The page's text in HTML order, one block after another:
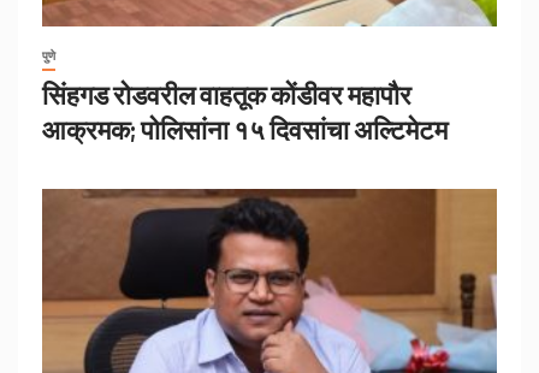
पुणे
सिंहगड रोडवरील वाहतूक कोंडीवर महापौर
आक्रमक; पोलिसांना १५ दिवसांचा अल्टिमेटम